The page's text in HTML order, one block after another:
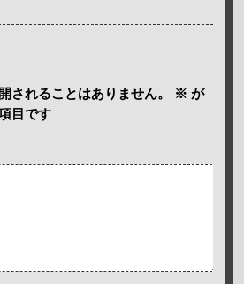
されることはありません。 ※ が
目です